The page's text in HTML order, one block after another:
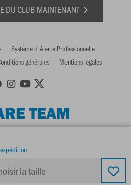
la taille
DU CLUB MAINTENANT
Système d'Alerte Professionnelle
générales Mentions légales
TEAM